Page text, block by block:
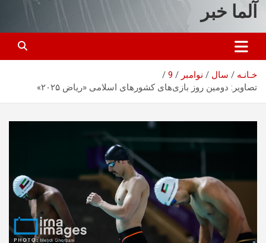
آلما خبر
خـانـه سال نوامبر
9
تصاویر: دومین روز بازی‌های کشورهای اسلامی «ریاض ۲۰۲۵»